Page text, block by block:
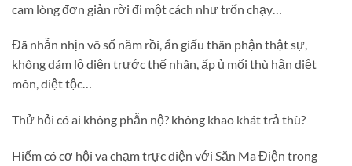
cam lòng đơn giản rời đi một cách như trốn chạy…
Đã nhẫn nhịn vô số năm rồi, ẩn giấu thân phận thật sự,
không dám lộ diện trước thế nhân, ấp ủ mối thù hận diệt
môn, diệt tộc…
Thử hỏi có ai không phẫn nộ? không khao khát trả thù?
Hiếm có cơ hội va chạm trực diện với Săn Ma Điện trong